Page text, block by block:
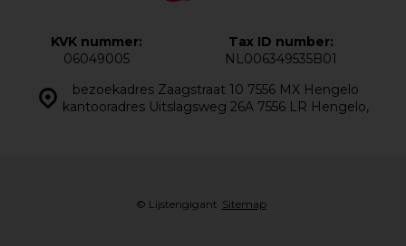
bezoekadres Zaagstraat 10 7556 MX Hengelo
kantooradres Uitslagsweg 26A 7556 LR Hengelo,
KVK nummer:
06049005
Tax ID number:
NL006349535B01
© Lijstengigant Sitemap